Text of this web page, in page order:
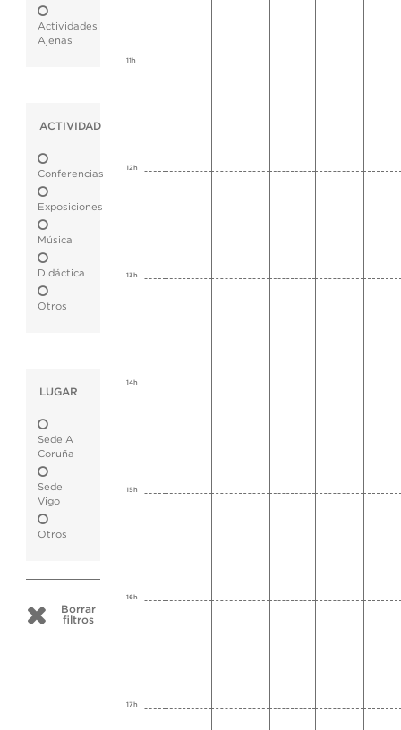
Actividades
Ajenas
ACTIVIDAD
Conferencias
Exposiciones
Música
Didáctica
Otros
LUGAR
Sede A
Coruña
Sede
Vigo
Otros
Borrar
filtros
11h
12h
13h
14h
15h
16h
17h